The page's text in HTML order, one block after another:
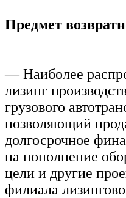
Предмет
— Наиболее
лизинг
грузового
позволяющий
долгосрочное
на пополнение
цели и другие
филиала